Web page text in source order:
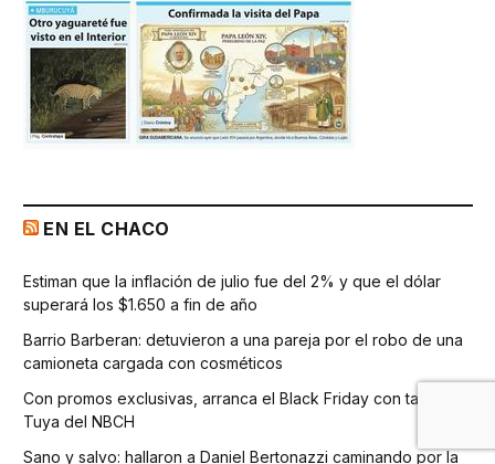
EN EL CHACO
Estiman que la inflación de julio fue del 2% y que el dólar
superará los $1.650 a fin de año
Barrio Barberan: detuvieron a una pareja por el robo de una
camioneta cargada con cosméticos
Con promos exclusivas, arranca el Black Friday con tarjeta
Tuya del NBCH
Sano y salvo: hallaron a Daniel Bertonazzi caminando por la